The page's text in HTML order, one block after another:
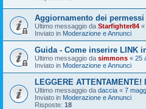
Aggiornamento dei permessi
Ultimo messaggio da Starfighter84 «
Inviato in Moderazione e Annunci
Guida - Come inserire LINK
Ultimo messaggio da simmons « 25
Inviato in Moderazione e Annunci
LEGGERE
Ultimo messaggio da daccia « 7
Inviato in Moderazione e Annunci
Risposte: 18